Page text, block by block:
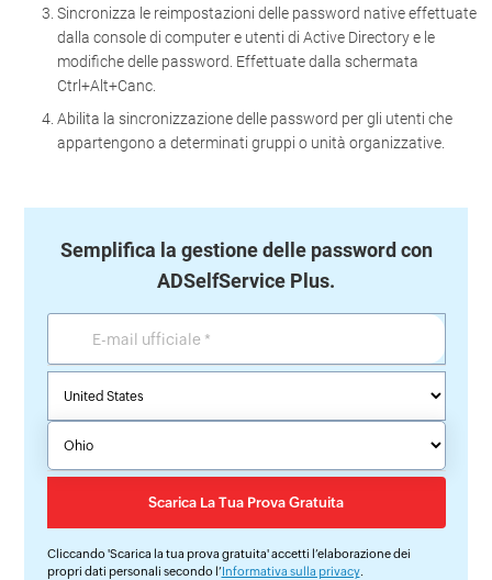
Sincronizza le reimpostazioni delle password native effettuate
dalla console di computer e utenti di Active Directory e le
modifiche delle password. Effettuate dalla schermata
Ctrl+Alt+Canc.
Abilita la sincronizzazione delle password per gli utenti che
appartengono a determinati gruppi o unità organizzative.
Semplifica la gestione delle password con
ADSelfService Plus.
Cliccando 'Scarica la tua prova gratuita' accetti l’elaborazione dei
propri dati personali secondo l’Informativa sulla privacy.